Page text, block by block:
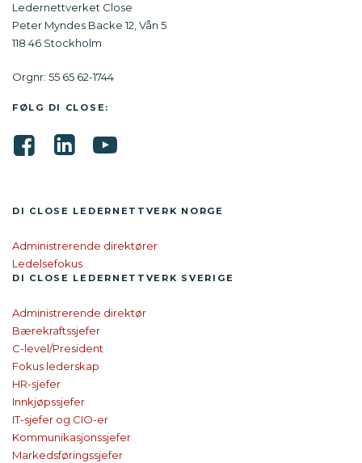
Ledernettverket Close
Peter Myndes Backe 12, Vån 5
118 46 Stockholm
Orgnr: 55 65 62-1744
FØLG DI CLOSE:
DI CLOSE LEDER­NETTVERK NORGE
Administrerende direktører
Ledelsefokus
DI CLOSE LEDER­NETTVERK SVERIGE
Administrerende direktør
Bærekraftssjefer
C-level/President
Fokus lederskap
HR-sjefer
Innkjøpssjefer
IT-sjefer og CIO-er
Kommunikasjonssjefer
Markedsføringssjefer